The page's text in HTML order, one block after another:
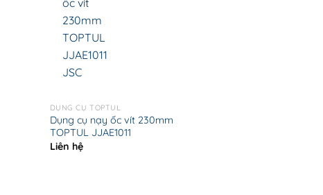
DỤNG CỤ TOPTUL
Dụng cụ nạy ốc vít 230mm
TOPTUL JJAE1011
Liên hệ